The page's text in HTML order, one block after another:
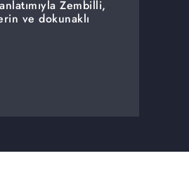
Zembilli,
ve dokunaklı